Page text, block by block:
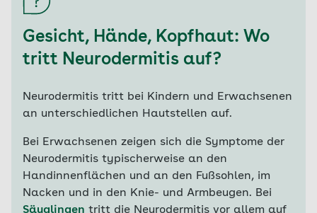
Gesicht, Hände, Kopfhaut: Wo
tritt Neurodermitis auf?
Neurodermitis tritt bei Kindern und Erwachsenen
an unterschiedlichen Hautstellen auf.
Bei Erwachsenen zeigen sich die Symptome der
Neurodermitis typischerweise an den
Handinnenflächen und an den Fußsohlen, im
Nacken und in den Knie- und Armbeugen. Bei
Säuglingen tritt die Neurodermitis vor allem auf